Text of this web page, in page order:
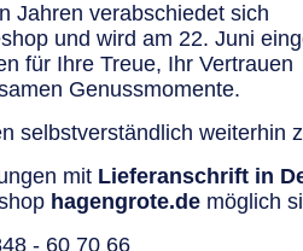
Jahren verabschiedet sich
und wird am 22. Juni
für Ihre Treue, Ihr Vertrauen
Genussmomente.
selbstverständlich weiterhin
mit Lieferanschrift in
hagengrote.demöglich
- 60 70 66